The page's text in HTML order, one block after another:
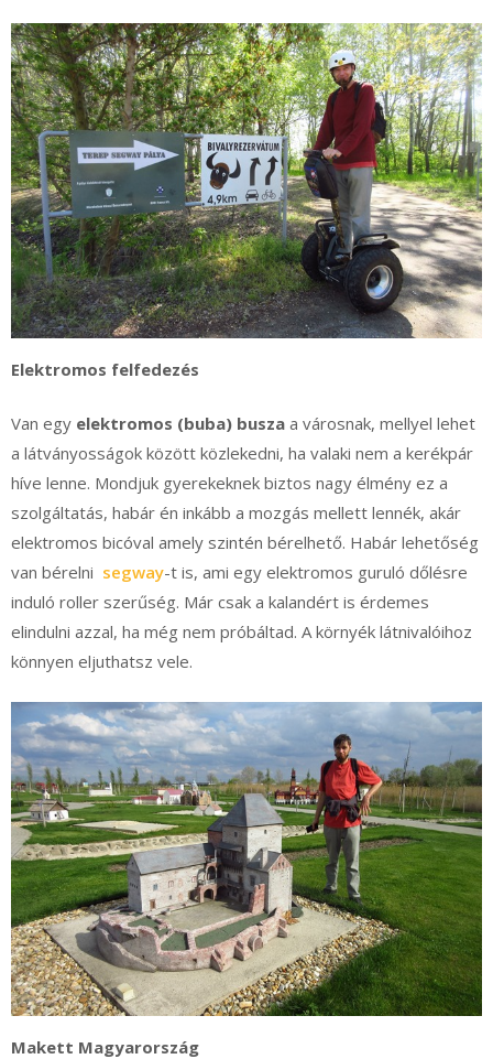
Elektromos felfedezés
Van egy elektromos (buba) busza a városnak, mellyel lehet
a látványosságok között közlekedni, ha valaki nem a kerékpár
híve lenne. Mondjuk gyerekeknek biztos nagy élmény ez a
szolgáltatás, habár én inkább a mozgás mellett lennék, akár
elektromos bicóval amely szintén bérelhető. Habár lehetőség
van bérelni segway-t is, ami egy elektromos guruló dőlésre
induló roller szerűség. Már csak a kalandért is érdemes
elindulni azzal, ha még nem próbáltad. A környék látnivalóihoz
könnyen eljuthatsz vele.
Makett Magyarország